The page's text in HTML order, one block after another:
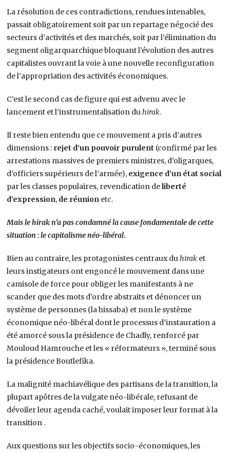
La résolution de ces contradictions, rendues intenables,
passait obligatoirement soit par un repartage négocié des
secteurs d’activités et des marchés, soit par l’élimination du
segment oligarquarchique bloquant l’évolution des autres
capitalistes ouvrant la voie à une nouvelle reconfiguration
de l’appropriation des activités économiques.
C’est le second cas de figure qui est advenu avec le
lancement et l’instrumentalisation duhirak.
Il reste bien entendu que ce mouvement a pris d’autres
dimensions : rejet d’un pouvoir purulent (confirmé par les
arrestations massives de premiers ministres, d’oligarques,
d’officiers supérieurs de l’armée), exigence d’un état social
par les classes populaires, revendication deliberté
d’expression, de réunion etc.
Mais le hirak n’a pas condamné la cause fondamentale de cette
situation : le capitalisme néo-libéral.
Bien au contraire, les protagonistes centraux duhirak et
leurs instigateurs ont engoncé le mouvement dans une
camisole de force pour obliger les manifestants à ne
scander que des mots d’ordre abstraits et dénoncer un
système de personnes (la hissaba) et non le système
économique néo-libéral dont le processus d’instauration a
été amorcé sous la présidence de Chadly, renforcé par
Mouloud Hamrouche et les « réformateurs », terminé sous
la présidence Boutlefika.
La malignité machiavélique des partisans de la transition, la
plupart apôtres de la vulgate néo-libérale, refusant de
dévoiler leur agenda caché, voulait imposer leur format à la
transition .
Aux questions sur les objectifs socio-économiques, les